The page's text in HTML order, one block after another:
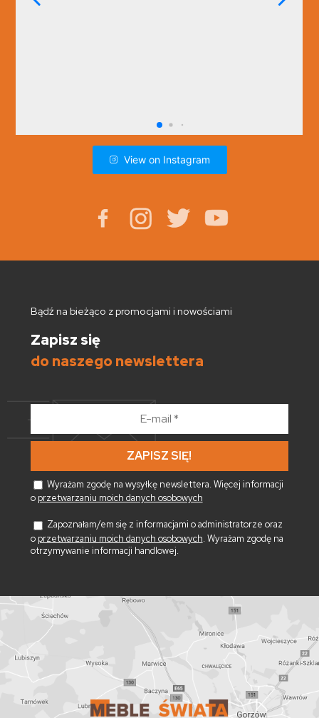
View on Instagram
Bądź na bieżąco z promocjami i nowościami
Zapisz się
do naszego newslettera
*
Wyrażam zgodę na wysyłkę newslettera. Więcej informacji
o przetwarzaniu moich danych osobowych
Zapoznałam/em się z informacjami o administratorze oraz
o przetwarzaniu moich danych osobowych. Wyrażam zgodę na
otrzymywanie informacji handlowej.